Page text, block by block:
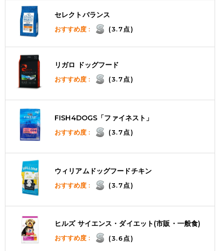
セレクトバランス
おすすめ度 : (3.7点)
リガロ ドッグフード
おすすめ度 : (3.7点)
FISH4DOGS「ファイネスト」
おすすめ度 : (3.7点)
ウィリアムドッグフードチキン
おすすめ度 : (3.7点)
ヒルズ サイエンス・ダイエット(市販・一般食)
おすすめ度 : (3.6点)